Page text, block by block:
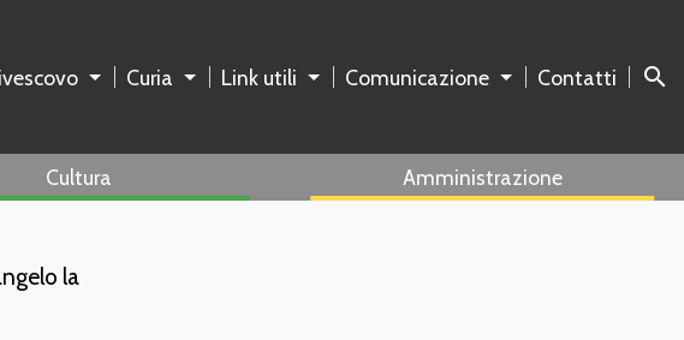
Curia Link utili Comunicazione Contatti search
Cultura Amministrazione
la